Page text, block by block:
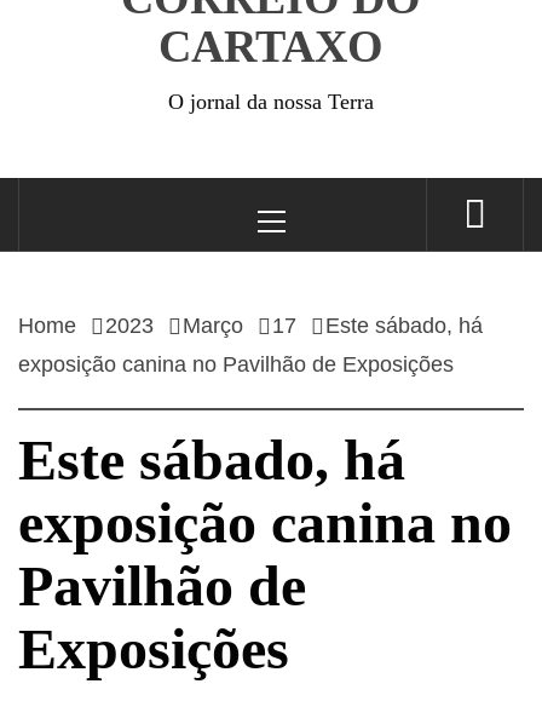
CARTAXO
O jornal da nossa Terra
Menu
Home 2023 Março 17
Este sábado, há
exposição canina no Pavilhão de Exposições
Este sábado, há
exposição canina no
Pavilhão de
Exposições